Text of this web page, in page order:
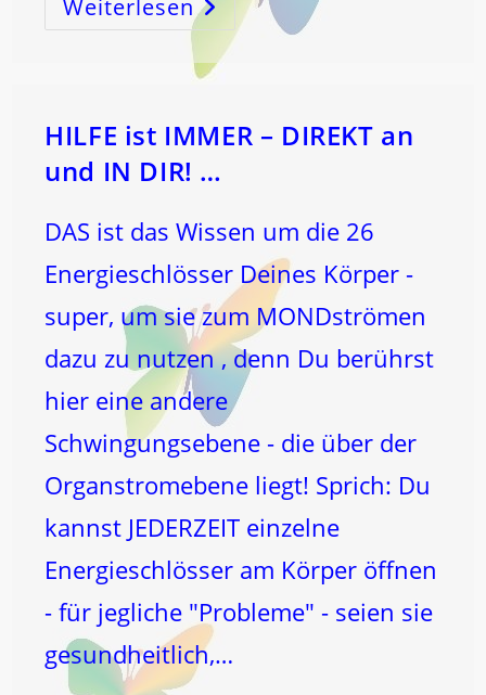
WeiterlesenHIMMELFAHRT
Und
PFINGSTEN
HILFE ist IMMER – DIREKT an
und IN DIR! …
DAS ist das Wissen um die 26
Energieschlösser Deines Körper -
super, um sie zum MONDströmen
dazu zu nutzen , denn Du berührst
hier eine andere
Schwingungsebene - die über der
Organstromebene liegt! Sprich: Du
kannst JEDERZEIT einzelne
Energieschlösser am Körper öffnen
- für jegliche "Probleme" - seien sie
gesundheitlich,…